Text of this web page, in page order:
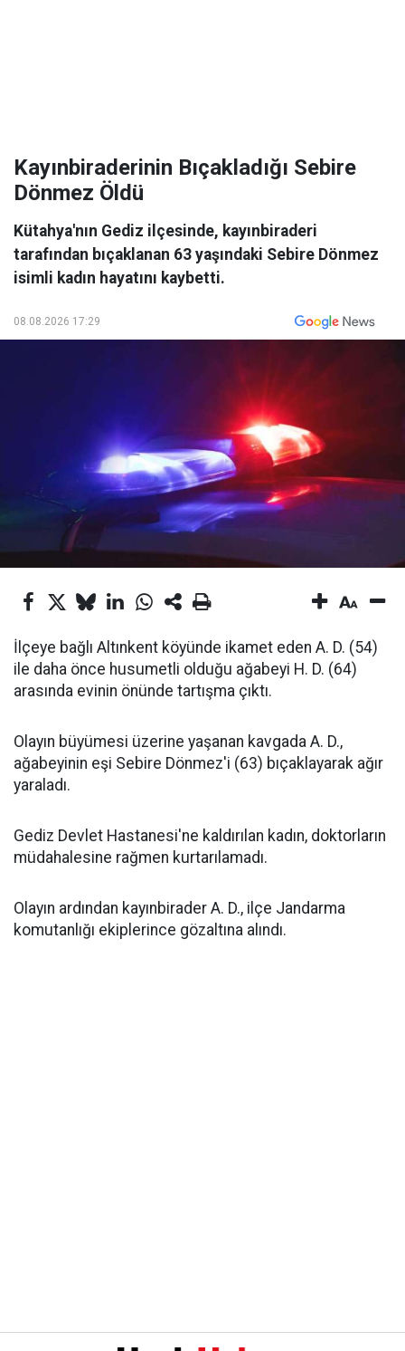
Kayınbiraderinin Bıçakladığı Sebire
Dönmez Öldü
Kütahya'nın Gediz ilçesinde, kayınbiraderi
tarafından bıçaklanan 63 yaşındaki Sebire Dönmez
isimli kadın hayatını kaybetti.
08.08.2026 17:29
İlçeye bağlı Altınkent köyünde ikamet eden A. D. (54)
ile daha önce husumetli olduğu ağabeyi H. D. (64)
arasında evinin önünde tartışma çıktı.
Olayın büyümesi üzerine yaşanan kavgada A. D.,
ağabeyinin eşi Sebire Dönmez'i (63) bıçaklayarak ağır
yaraladı.
Gediz Devlet Hastanesi'ne kaldırılan kadın, doktorların
müdahalesine rağmen kurtarılamadı.
Olayın ardından kayınbirader A. D., ilçe Jandarma
komutanlığı ekiplerince gözaltına alındı.